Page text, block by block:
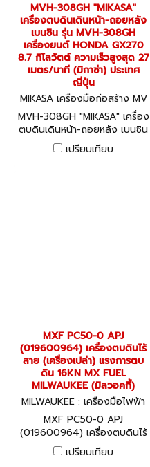
MVH-308GH "MIKASA"
เครื่องตบดินเดินหน้า-ถอยหลัง
เบนซิน รุ่น MVH-308GH
เครื่องยนต์ HONDA GX270
8.7 กิโลวัตต์ ความเร็วสูงสุด 27
เมตร/นาที (มิกาซ่า) ประเทศ
ญี่ปุ่น
MIKASA เครื่องมือก่อสร้าง MV
H-308GH
MVH-308GH "MIKASA" เครื่อง
ตบดินเดินหน้า-ถอยหลัง เบนซิน
รุ่น MVH-308GH เครื่องยนต์
HONDA GX270 8.7 กิโลวัตต์
เปรียบเทียบ
MXF PC50-0 APJ
(019600964) เครื่องตบดินไร้
สาย (เครื่องเปล่า) แรงการตบ
ดิน 16KN MX FUEL
MILWAUKEE (มิลวอคกี้)
MILWAUKEE : เครื่องมือไฟฟ้า
MXF PC50-0 APJ (0196009
64)
MXF PC50-0 APJ
(019600964) เครื่องตบดินไร้
สาย (เครื่องเปล่า) แรงการตบ
ดิน 16KN MX FUEL
เปรียบเทียบ